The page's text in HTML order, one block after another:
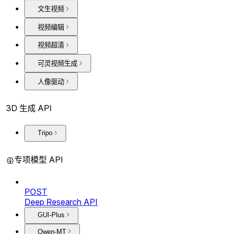
文生视频
视频编辑
视频超清
可灵视频生成
人像驱动
3D 生成 API
Tripo
专项模型 API
POST
Deep Research API
GUI-Plus
Qwen-MT